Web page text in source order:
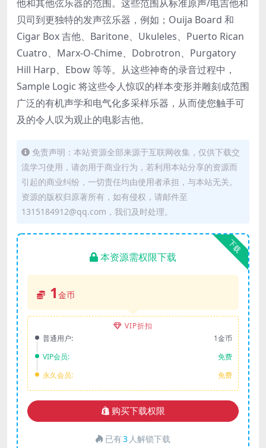
他和其他弦乐器的范围。这些范围从标准原声/电吉他和
贝司到更独特的发声弦乐器，例如；Ouija Board 和
Cigar Box 吉他、Baritone、Ukuleles、Puerto Rican
Cuatro、Marx-O-Chime、Dobrotron、Purgatory
Hill Harp、Ebow 等等。从这些神奇的录音过程中，
Sample Logic 将这些令人惊叹的样本变形并雕刻成范围
广泛的有机声学和电气化多采样乐器，从而使您触手可
及的令人叹为观止的电影吉他。
免责声明：本站资源全部来源于互联网收集，仅供下载交
流学习使用，请勿用于商业行为，若利用本站分享的资源而
引起的商业纠纷，一切责任均由使用者承担，与本站无关。
资源的版权归原著所有，如有侵权，请邮件至
1315184912@qq.com，我们及时处理。
下载
本资源需权限下载
1 金币
VIP折扣
普通用户:
1金币
VIP会员:
免费
永久会员:
免费
购买下载权限
已有3 人解锁下载